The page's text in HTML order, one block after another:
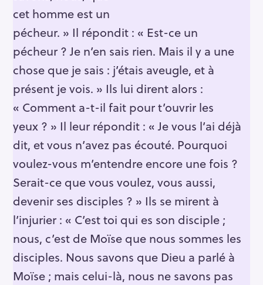
cet homme est un
pécheur. » Il répondit : « Est-ce un
pécheur ? Je n’en sais rien. Mais il y a une
chose que je sais : j’étais aveugle, et à
présent je vois. » Ils lui dirent alors :
« Comment a-t-il fait pour t’ouvrir les
yeux ? » Il leur répondit : « Je vous l’ai déjà
dit, et vous n’avez pas écouté. Pourquoi
voulez-vous m’entendre encore une fois ?
Serait-ce que vous voulez, vous aussi,
devenir ses disciples ? » Ils se mirent à
l’injurier : « C’est toi qui es son disciple ;
nous, c’est de Moïse que nous sommes les
disciples. Nous savons que Dieu a parlé à
Moïse ; mais celui-là, nous ne savons pas